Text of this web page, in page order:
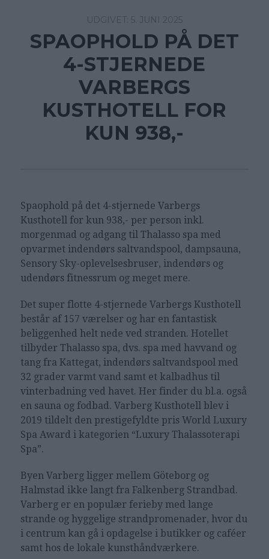
5. JUNI 2025
SPAOPHOLD PÅ DET
4-STJERNEDE
VARBERGS
KUSTHOTELL FOR
KUN 938,-
Spaophold på det 4-stjernede Varbergs
Kusthotell for kun 938,- per person inkl.
morgenmad og adgang til Thalasso spa med
opvarmet indendørs saltvandspool, dampsauna,
Sensory Sky-oplevelsesbruser, indendørs og
udendørs fitnessrum og meget mere.
Det super flotte 4-stjernede Varbergs Kusthotell
består af 157 værelser og har en fantastisk
beliggenhed helt nede ved stranden. Hotellet
tilbyder Thalasso spa, dvs. spa med havvand og
tang fra Kattegat, indendørs saltvandspool med
32 grader varmt vand samt et kalbadhus til
vinterbadning ved havet. Her finder du bl.a. også
en sauna og fodbad. Varberg Kusthotell blev i
2019 tildelt den prestigefyldte pris World Luxury
Spa Award i kategorien “Luxury Thalassoterapi
Spa”.
Byen Varberg ligger mellem Göteborg og
Halmstad ikke langt fra Falkenberg Strandbad.
Varberg er en populær ferieby med lange
strande og hyggelige strandpromenader, hvor du
i centrum kan gå i opdagelse i butikker og caféer
samt hos de lokale kunsthåndværkere.